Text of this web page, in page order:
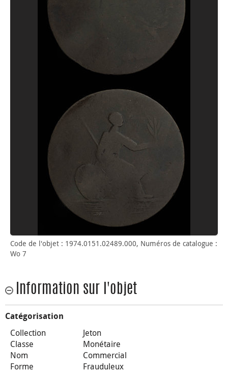
Code de l'objet : 1974.0151.02489.000, Numéros de catalogue :
Wo 7
Information sur l'objet
Catégorisation
Collection
Jeton
Classe
Monétaire
Nom
Commercial
Forme
Frauduleux